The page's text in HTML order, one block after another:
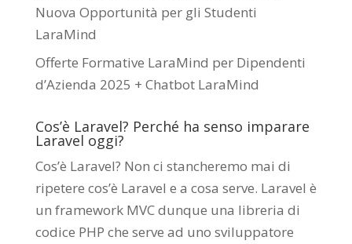
Nuova Opportunità per gli Studenti
LaraMind
Offerte Formative LaraMind per Dipendenti
d’Azienda 2025 + Chatbot LaraMind
Cos’è Laravel? Perché ha senso imparare
Laravel oggi?
Cos’è Laravel? Non ci stancheremo mai di
ripetere cos’è Laravel e a cosa serve. Laravel è
un framework MVC dunque una libreria di
codice PHP che serve ad uno sviluppatore